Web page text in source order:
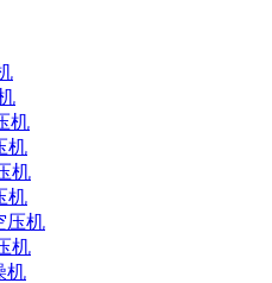
机
机
机
机
压机
机
机